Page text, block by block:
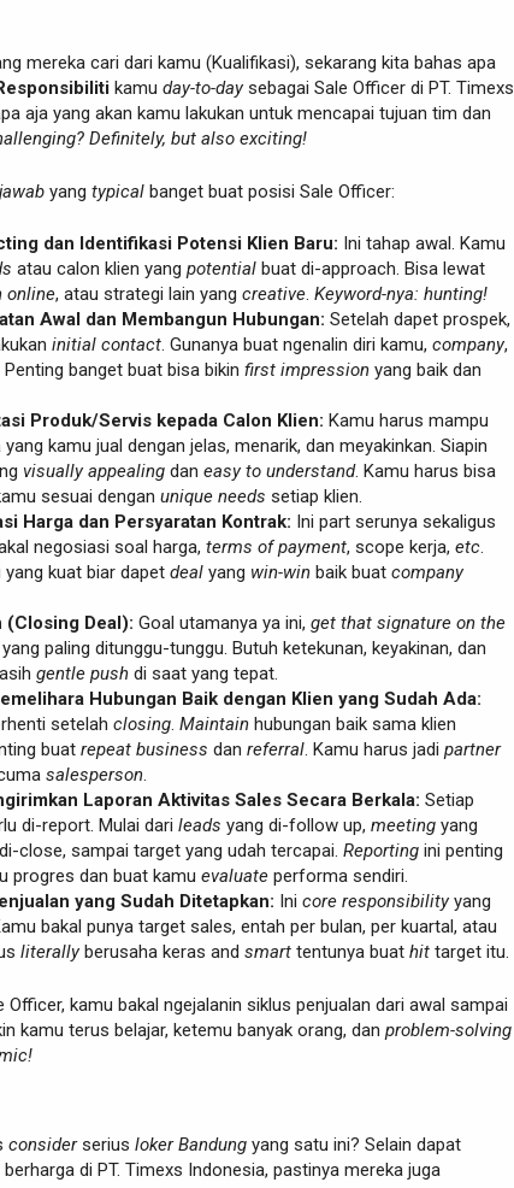
mereka cari dari kamu (Kualifikasi), sekarang kita bahas apa
kamu day-to-daysebagai Sale Officer di PT. Timexs
aja yang akan kamu lakukan untuk mencapai tujuan tim dan
Definitely, but also exciting!
yang typical banget buat posisi Sale Officer:
dan Identifikasi Potensi Klien Baru: Ini tahap awal. Kamu
atau calon klien yang potential buat di-approach. Bisa lewat
online, atau strategi lain yang creative. Keyword-nya: hunting!
Awal dan Membangun Hubungan: Setelah dapet prospek,
initial contact. Gunanya buat ngenalin diri kamu, company,
Penting banget buat bisa bikin first impression yang baik dan
Produk/Servis kepada Calon Klien: Kamu harus mampu
yang kamu jual dengan jelas, menarik, dan meyakinkan. Siapin
visually appealing dan easy to understand. Kamu harus bisa
sesuai dengan unique needs setiap klien.
Harga dan Persyaratan Kontrak: Ini part serunya sekaligus
negosiasi soal harga, terms of payment, scope kerja, etc.
kuat biar dapet deal yang win-win baik buat company
(Closing Deal): Goal utamanya ya ini, get that signature on the
paling ditunggu-tunggu. Butuh ketekunan, keyakinan, dan
gentle push di saat yang tepat.
Hubungan Baik dengan Klien yang Sudah Ada:
setelah closing. Maintain hubungan baik sama klien
buat repeat business dan referral. Kamu harus jadi partner
salesperson.
Laporan Aktivitas Sales Secara Berkala: Setiap
di-report. Mulai dari leads yang di-follow up, meeting yang
close, sampai target yang udah tercapai. Reporting ini penting
progres dan buat kamu evaluate performa sendiri.
yang Sudah Ditetapkan: Ini core responsibilityyang
bakal punya target sales, entah per bulan, per kuartal, atau
literallyberusaha keras and smart tentunya buat hit target itu.
Officer, kamu bakal ngejalanin siklus penjualan dari awal sampai
kamu terus belajar, ketemu banyak orang, dan problem-solving
considerserius loker Bandung yang satu ini? Selain dapat
di PT. Timexs Indonesia, pastinya mereka juga